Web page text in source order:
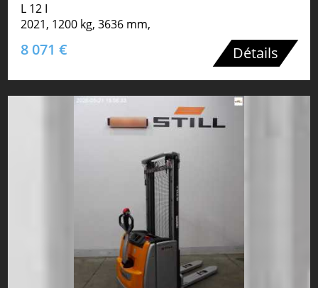
L 12 I
2021, 1200 kg, 3636 mm,
8 071 € Détails